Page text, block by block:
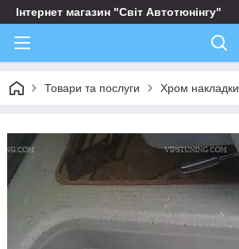
Інтернет магазин "Світ Автотюнінгу"
Товари та послуги Хром накладки